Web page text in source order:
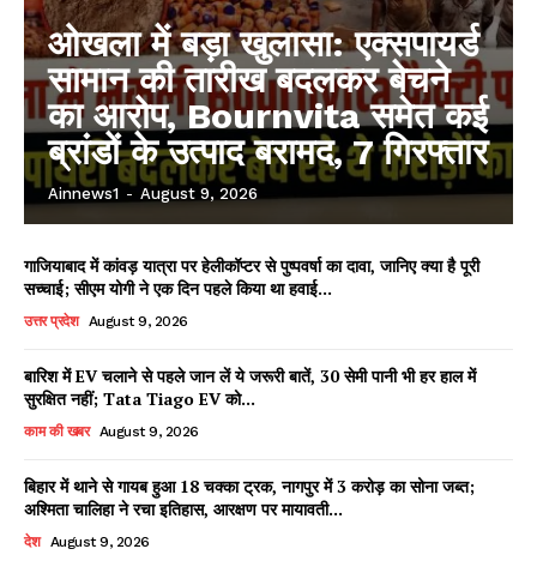
Facebook
X WhatsApp
Share
ओखला में बड़ा खुलासा: एक्सपायर्ड
सामान की तारीख बदलकर बेचने
का आरोप, Bournvita समेत कई
ब्रांडों के उत्पाद बरामद, 7 गिरफ्तार
Ainnews1 - August 9, 2026
गाजियाबाद में कांवड़ यात्रा पर हेलीकॉप्टर से पुष्पवर्षा का दावा, जानिए क्या है पूरी
सच्चाई; सीएम योगी ने एक दिन पहले किया था हवाई...
उत्तर प्रदेश August 9, 2026
बारिश में EV चलाने से पहले जान लें ये जरूरी बातें, 30 सेमी पानी भी हर हाल में
सुरक्षित नहीं; Tata Tiago EV को...
काम की खबर August 9, 2026
बिहार में थाने से गायब हुआ 18 चक्का ट्रक, नागपुर में 3 करोड़ का सोना जब्त;
अश्मिता चालिहा ने रचा इतिहास, आरक्षण पर मायावती...
देश August 9, 2026